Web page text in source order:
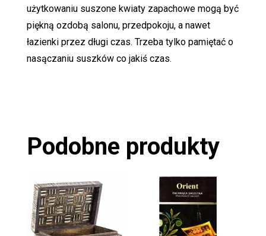
użytkowaniu suszone kwiaty zapachowe mogą być
piękną ozdobą salonu, przedpokoju, a nawet
łazienki przez długi czas. Trzeba tylko pamiętać o
nasączaniu suszków co jakiś czas.
Podobne produkty